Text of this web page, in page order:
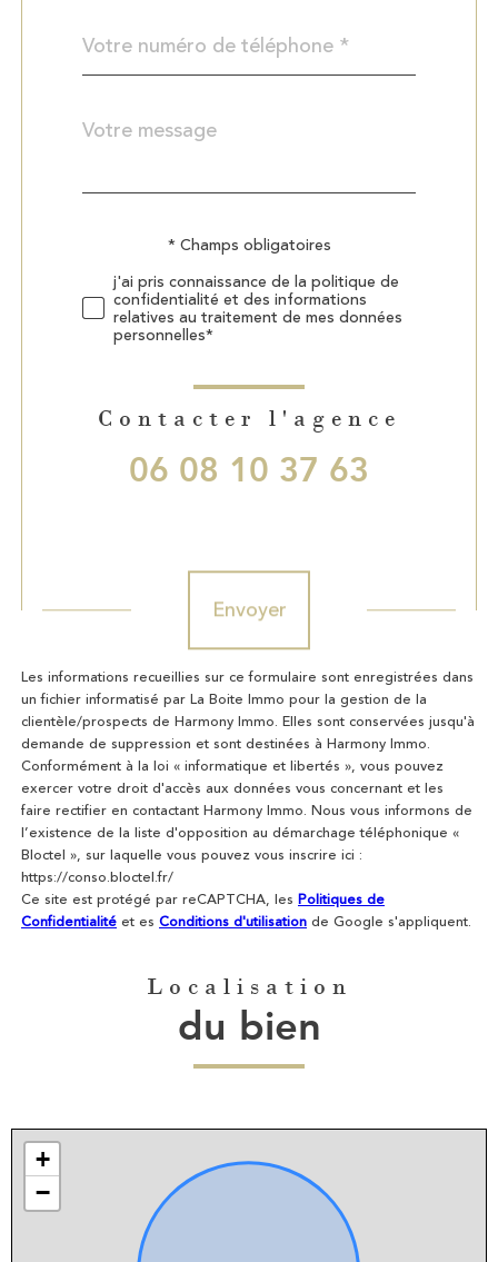
*
Fieldset
défaut
Message
*
Validation* Champs obligatoires
j'ai pris connaissance de la politique de
confidentialité et des informations
relatives au traitement de mes données
personnelles*
Contacter l'agence
06 08 10 37 63
Envoyer
Les informations recueillies sur ce formulaire sont enregistrées dans
un fichier informatisé par La Boite Immo pour la gestion de la
clientèle/prospects de Harmony Immo. Elles sont conservées jusqu'à
demande de suppression et sont destinées à Harmony Immo.
Conformément à la loi « informatique et libertés », vous pouvez
exercer votre droit d'accès aux données vous concernant et les
faire rectifier en contactant Harmony Immo. Nous vous informons de
l’existence de la liste d'opposition au démarchage téléphonique «
Bloctel », sur laquelle vous pouvez vous inscrire ici :
https://conso.bloctel.fr/
Ce site est protégé par reCAPTCHA, les Politiques de
Confidentialité et es Conditions d'utilisation de Google s'appliquent.
Localisation
du bien
+
−